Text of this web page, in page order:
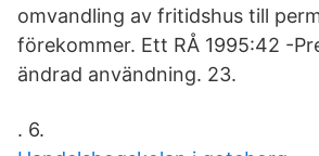
omvandling av fritidshus till
förekommer. Ett RÅ 1995:42 -
ändrad användning. 23.
. 6.